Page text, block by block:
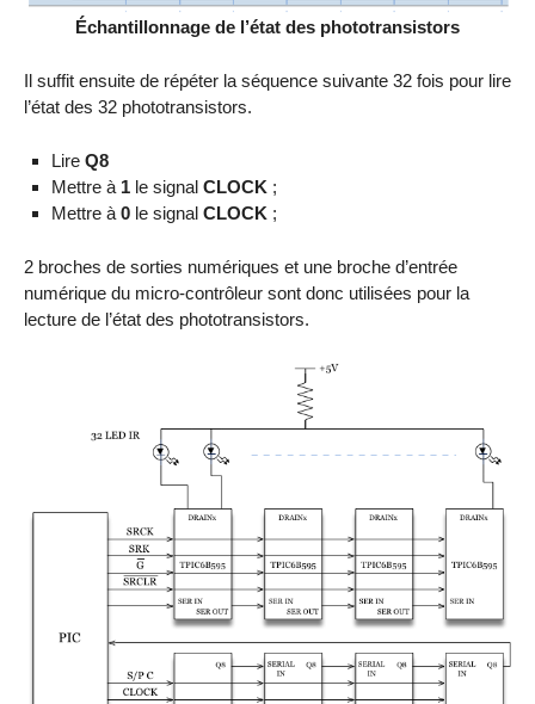
Échantillonnage de l’état des phototransistors
Il suffit ensuite de répéter la séquence suivante 32 fois pour lire
l’état des 32 phototransistors.
Lire Q8
Mettre à 1le signal CLOCK ;
Mettre à 0le signal CLOCK ;
2 broches de sorties numériques et une broche d’entrée
numérique du micro-contrôleur sont donc utilisées pour la
lecture de l’état des phototransistors.